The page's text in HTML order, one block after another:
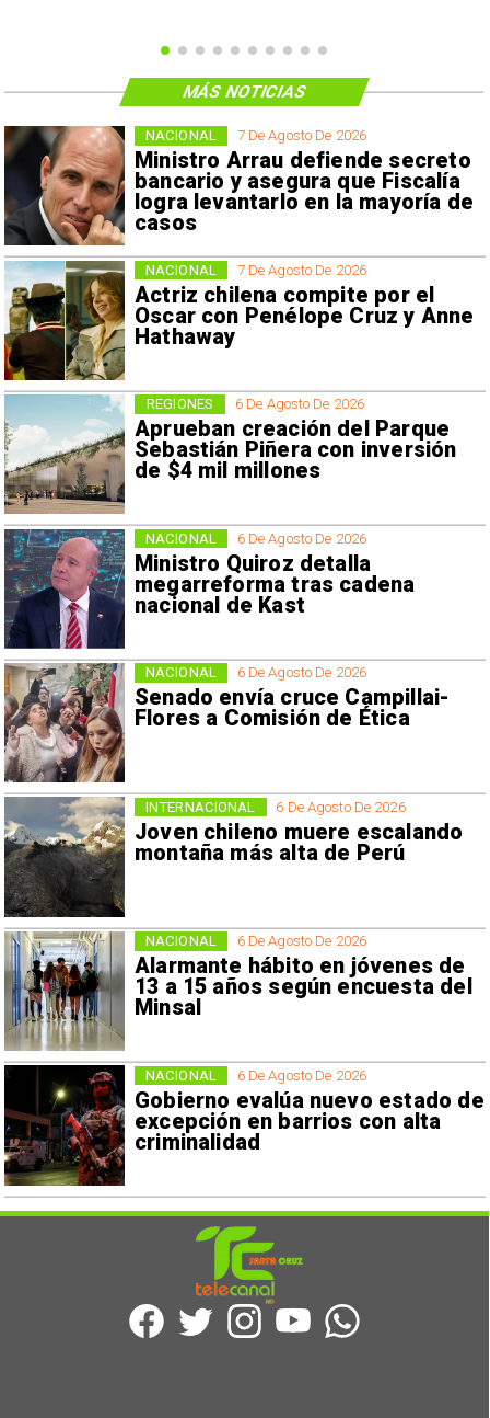
7 De Agosto De 2026
Ministro Arrau defiende secreto
bancario y asegura que Fiscalía
logra levantarlo en la mayoría de
casos
NACIONAL
7 De Agosto De 2026
Actriz chilena compite por el
Oscar con Penélope Cruz y Anne
Hathaway
NACIONAL
6 De Agosto De 2026
Aprueban creación del Parque
Sebastián Piñera con inversión
de $4 mil millones
REGIONES
6 De Agosto De 2026
Ministro Quiroz detalla
megarreforma tras cadena
nacional de Kast
NACIONAL
6 De Agosto De 2026
Senado envía cruce Campillai-
Flores a Comisión de Ética
NACIONAL
6 De Agosto De 2026
Joven chileno muere escalando
montaña más alta de Perú
INTERNACIONAL
6 De Agosto De 2026
Alarmante hábito en jóvenes de
13 a 15 años según encuesta del
Minsal
NACIONAL
6 De Agosto De 2026
Gobierno evalúa nuevo estado de
excepción en barrios con alta
criminalidad
NACIONAL
MÁS NOTICIAS